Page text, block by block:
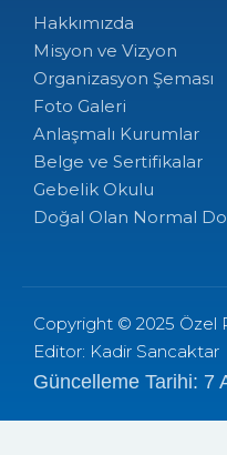
Hakkımızda
Misyon ve Vizyon
Organizasyon Şeması
Foto Galeri
Anlaşmalı Kurumlar
Belge ve Sertifikalar
Gebelik Okulu
Doğal Olan Normal
Copyright © 2025 Özel
Editor: Kadir Sancaktar
Güncelleme Tarihi: 7